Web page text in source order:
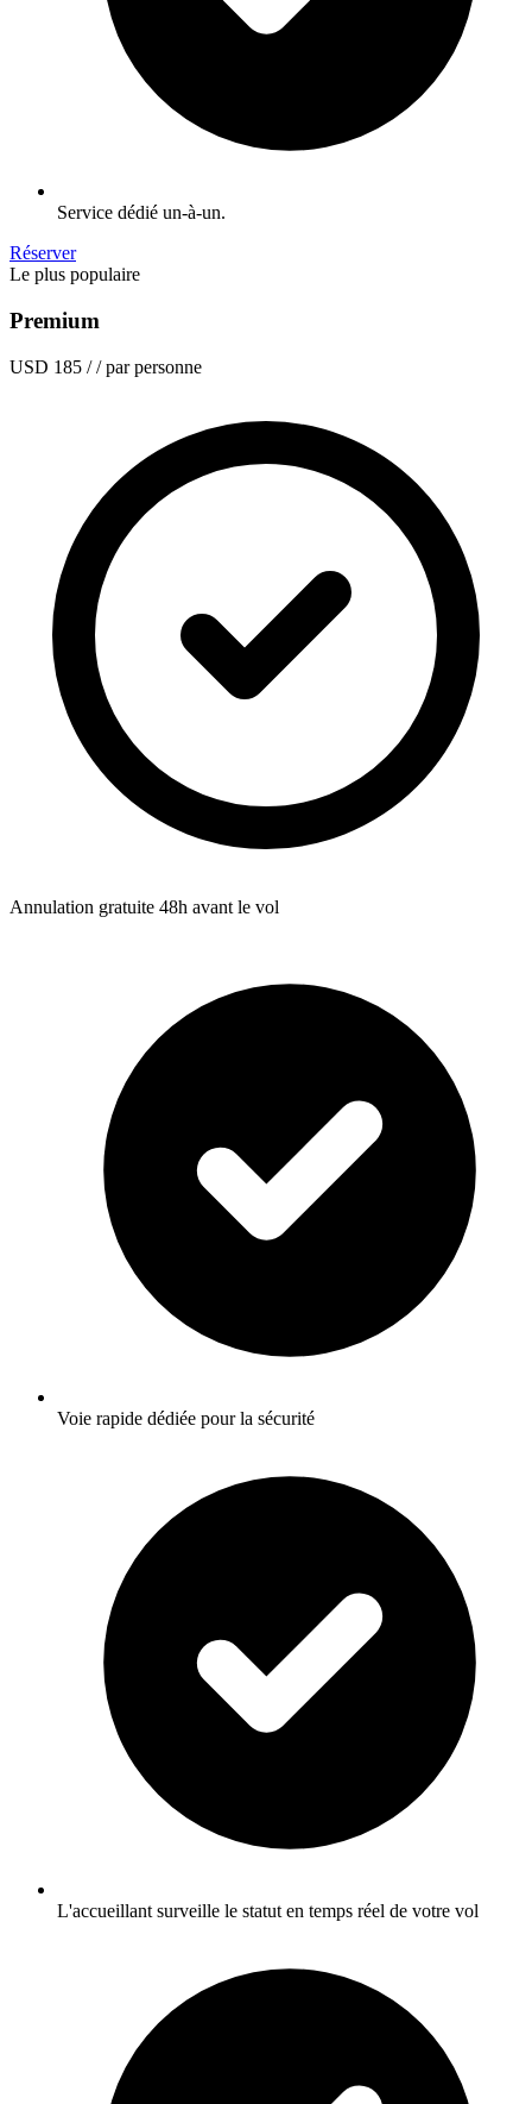
Service dédié un-à-un.
Réserver
Le plus populaire
Premium
USD 185 / / par personne
Annulation gratuite 48h avant le vol
Voie rapide dédiée pour la sécurité
L'accueillant surveille le statut en temps réel de votre vol